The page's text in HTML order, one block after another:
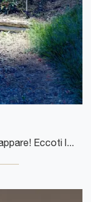
Progetti illuminotecnici da non farti scappare! Eccoti la lampada da esterni moderna Bubka Bollard di Davide Groppi.